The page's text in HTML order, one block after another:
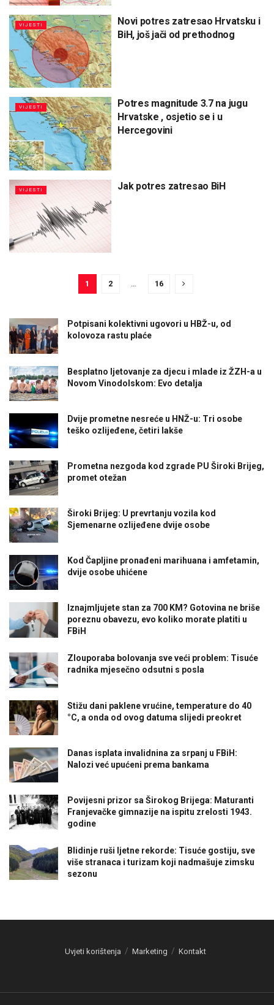
VIJESTI
Novi potres zatresao Hrvatsku i
BiH, još jači od prethodnog
VIJESTI
Potres magnitude 3.7 na jugu
Hrvatske , osjetio se i u
Hercegovini
VIJESTI Jak potres zatresao BiH
1 2 … 16
Potpisani kolektivni ugovori u HBŽ-u, od
kolovoza rastu plaće
Besplatno ljetovanje za djecu i mlade iz ŽZH-a u
Novom Vinodolskom: Evo detalja
Dvije prometne nesreće u HNŽ-u: Tri osobe
teško ozlijeđene, četiri lakše
Prometna nezgoda kod zgrade PU Široki Brijeg,
promet otežan
Široki Brijeg: U prevrtanju vozila kod
Sjemenarne ozlijeđene dvije osobe
Kod Čapljine pronađeni marihuana i amfetamin,
dvije osobe uhićene
Iznajmljujete stan za 700 KM? Gotovina ne briše
poreznu obavezu, evo koliko morate platiti u
FBiH
Zlouporaba bolovanja sve veći problem: Tisuće
radnika mjesečno odsutni s posla
Stižu dani paklene vrućine, temperature do 40
°C, a onda od ovog datuma slijedi preokret
Danas isplata invalidnina za srpanj u FBiH:
Nalozi već upućeni prema bankama
Povijesni prizor sa Širokog Brijega: Maturanti
Franjevačke gimnazije na ispitu zrelosti 1943.
godine
Blidinje ruši ljetne rekorde: Tisuće gostiju, sve
više stranaca i turizam koji nadmašuje zimsku
sezonu
Uvjeti korištenja Marketing Kontakt